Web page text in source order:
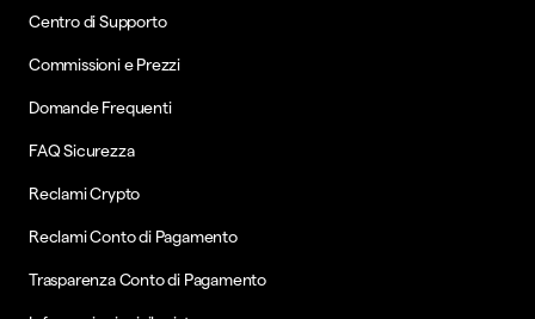
Centro di Supporto
Commissioni e Prezzi
Domande Frequenti
FAQ Sicurezza
Reclami Crypto
Reclami Conto di Pagamento
Trasparenza Conto di Pagamento